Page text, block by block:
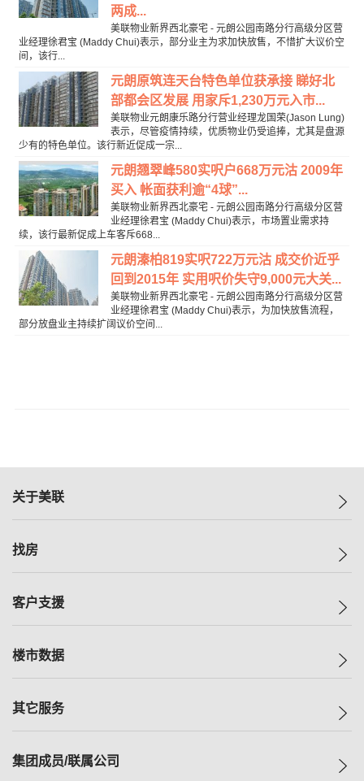
两成...
美联物业新界西北豪宅 - 元朗公园南路分行高级分区营
业经理徐君宝 (Maddy Chui)表示，部分业主为求加快放售，不惜扩大议价空
间，该行...
元朗原筑连天台特色单位获承接 睇好北
部都会区发展 用家斥1,230万元入市...
美联物业元朗康乐路分行营业经理龙国荣(Jason Lung)
表示，尽管疫情持续，优质物业仍受追捧，尤其是盘源
少有的特色单位。该行新近促成一宗...
元朗翘翠峰580实呎户668万元沽 2009年
买入 帐面获利逾“4球”...
美联物业新界西北豪宅 - 元朗公园南路分行高级分区营
业经理徐君宝 (Maddy Chui)表示，市场置业需求持
续，该行最新促成上车客斥668...
元朗溱柏819实呎722万元沽 成交价近乎
回到2015年 实用呎价失守9,000元大关...
美联物业新界西北豪宅 - 元朗公园南路分行高级分区营
业经理徐君宝 (Maddy Chui)表示，为加快放售流程，
部分放盘业主持续扩阔议价空间...
关于美联
美联集团
人才招募
找房
一手新房
减价
美联豪宅
独家楼盘
租房
客户支援
自助放盘
查询热线
按揭计算机
楼市数据
指数
历史成交
其它服务
小区专页
集团成员/联属公司